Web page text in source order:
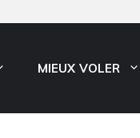
MIEUX VOLER